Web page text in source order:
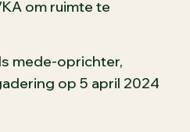
om ruimte te
mede-oprichter,
op 5 april 2024